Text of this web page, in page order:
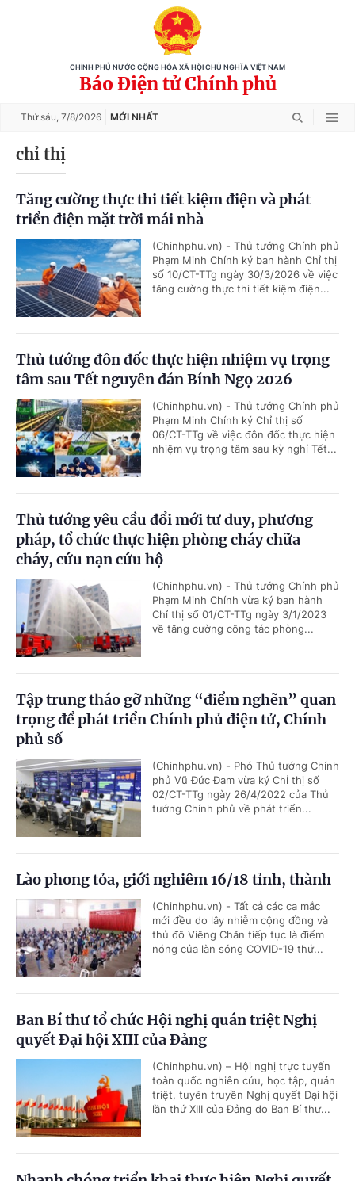
CHÍNH PHỦ NƯỚC CỘNG HÒA XÃ HỘI CHỦ NGHĨA VIỆT NAM
Báo Điện tử Chính phủ
Thứ sáu, 7/8/2026 MỚI NHẤT
chỉ thị
Tăng cường thực thi tiết kiệm điện và phát
triển điện mặt trời mái nhà
(Chinhphu.vn) - Thủ tướng Chính phủ
Phạm Minh Chính ký ban hành Chỉ thị
số 10/CT-TTg ngày 30/3/2026 về việc
tăng cường thực thi tiết kiệm điện...
Thủ tướng đôn đốc thực hiện nhiệm vụ trọng
tâm sau Tết nguyên đán Bính Ngọ 2026
(Chinhphu.vn) - Thủ tướng Chính phủ
Phạm Minh Chính ký Chỉ thị số
06/CT-TTg về việc đôn đốc thực hiện
nhiệm vụ trọng tâm sau kỳ nghỉ Tết...
Thủ tướng yêu cầu đổi mới tư duy, phương
pháp, tổ chức thực hiện phòng cháy chữa
cháy, cứu nạn cứu hộ
(Chinhphu.vn) - Thủ tướng Chính phủ
Phạm Minh Chính vừa ký ban hành
Chỉ thị số 01/CT-TTg ngày 3/1/2023
về tăng cường công tác phòng...
Tập trung tháo gỡ những “điểm nghẽn” quan
trọng để phát triển Chính phủ điện tử, Chính
phủ số
(Chinhphu.vn) - Phó Thủ tướng Chính
phủ Vũ Đức Đam vừa ký Chỉ thị số
02/CT-TTg ngày 26/4/2022 của Thủ
tướng Chính phủ về phát triển...
Lào phong tỏa, giới nghiêm 16/18 tỉnh, thành
(Chinhphu.vn) - Tất cả các ca mắc
mới đều do lây nhiễm cộng đồng và
thủ đô Viêng Chăn tiếp tục là điểm
nóng của làn sóng COVID-19 thứ...
Ban Bí thư tổ chức Hội nghị quán triệt Nghị
quyết Đại hội XIII của Đảng
(Chinhphu.vn) – Hội nghị trực tuyến
toàn quốc nghiên cứu, học tập, quán
triệt, tuyên truyền Nghị quyết Đại hội
lần thứ XIII của Đảng do Ban Bí thư...